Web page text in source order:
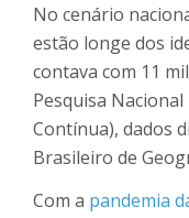
No cenário
estão longe dos
contava com 11
Pesquisa
Contínua), dados
Brasileiro de
Com a pandemia